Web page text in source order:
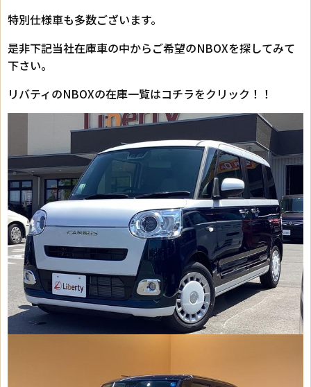
特別仕様車も多数ございます。
是非下記当社在庫車の中からご希望のNBOXを探してみて
下さい。
リバティのNBOXの在庫一覧はコチラをクリック！！